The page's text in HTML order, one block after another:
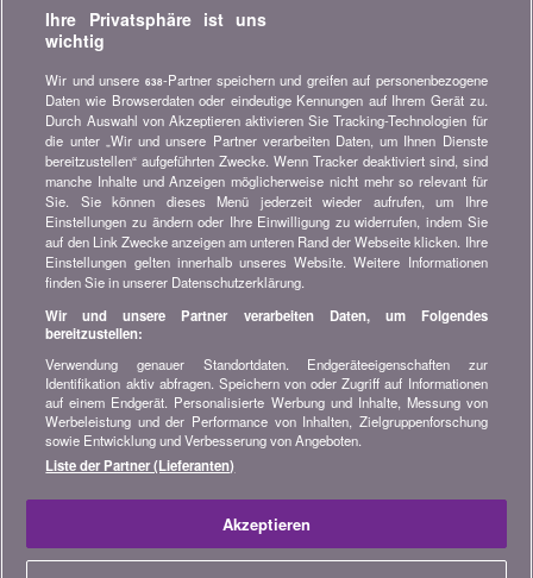
unsere Vergleiche, Ratschläge und Tipps in den Bereichen
Versicherung, Finanzen, Konsumgüter und vieles mehr...
Newsletter bestellen
Treten Sie unserer Community bei
Bleiben Sie auf dem neuesten Stand, finden Sie alle Ratschläge
und Tipps zum Sparen auf:
Wissenswertes über bonus.ch
Wer ist bonus.ch? Wie funktionieren die Vergleiche?
Presseanfragen, Partnerschaften, Werbung...
Alle Informationen über bonus.ch
Home
Ihre Privatsphäre ist uns
wichtig
Wir und unsere 638-Partner speichern und greifen auf personenbezogene
Daten wie Browserdaten oder eindeutige Kennungen auf Ihrem Gerät zu.
Durch Auswahl von Akzeptieren aktivieren Sie Tracking-Technologien für
die unter „Wir und unsere Partner verarbeiten Daten, um Ihnen Dienste
bereitzustellen“ aufgeführten Zwecke. Wenn Tracker deaktiviert sind, sind
manche Inhalte und Anzeigen möglicherweise nicht mehr so relevant für
Sie. Sie können dieses Menü jederzeit wieder aufrufen, um Ihre
Einstellungen zu ändern oder Ihre Einwilligung zu widerrufen, indem Sie
auf den Link Zwecke anzeigen am unteren Rand der Webseite klicken. Ihre
Einstellungen gelten innerhalb unseres Website. Weitere Informationen
finden Sie in unserer Datenschutzerklärung.
Wir und unsere Partner verarbeiten Daten, um Folgendes
bereitzustellen:
Verwendung genauer Standortdaten. Endgeräteeigenschaften zur
Identifikation aktiv abfragen. Speichern von oder Zugriff auf Informationen
auf einem Endgerät. Personalisierte Werbung und Inhalte, Messung von
Werbeleistung und der Performance von Inhalten, Zielgruppenforschung
sowie Entwicklung und Verbesserung von Angeboten.
Liste der Partner (Lieferanten)
Akzeptieren